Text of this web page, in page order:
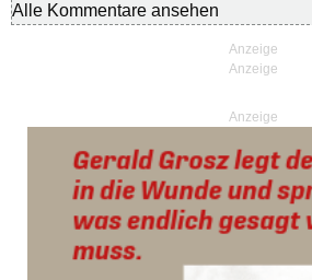
Alle Kommentare ansehen
Anzeige